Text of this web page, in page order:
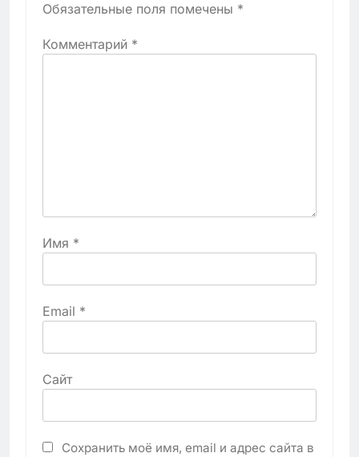
Обязательные поля помечены *
Комментарий *
Имя *
Email *
Сайт
Сохранить моё имя, email и адрес сайта в